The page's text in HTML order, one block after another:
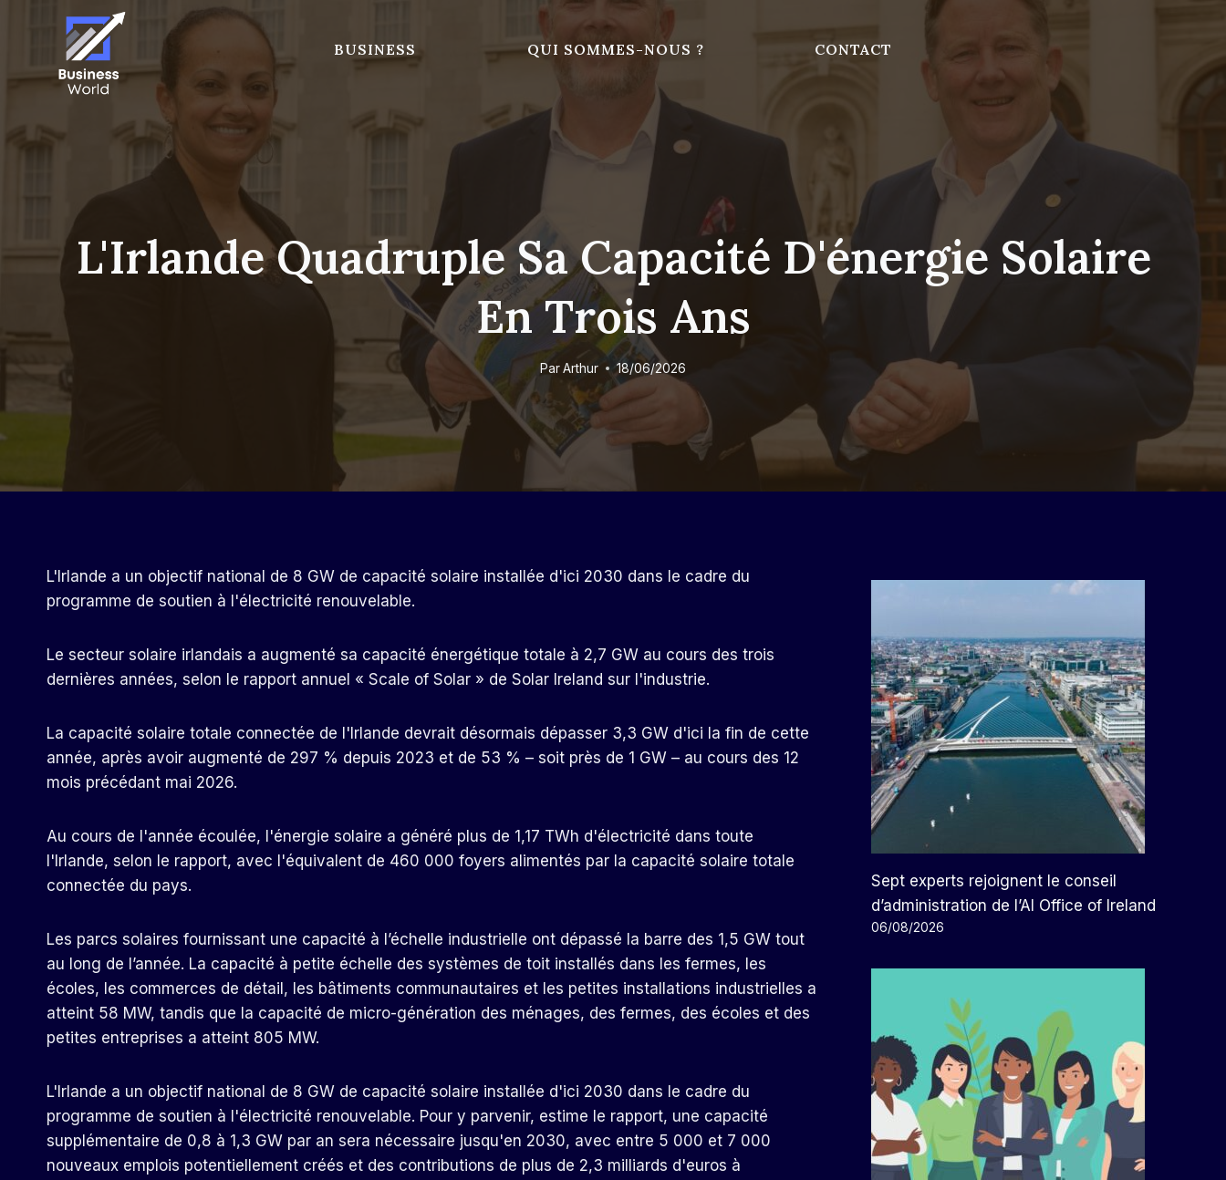
BUSINESS QUI SOMMES-NOUS ? CONTACT
L'Irlande Quadruple Sa Capacité D'énergie Solaire
En Trois Ans
ParArthur 18/06/2026
L'Irlande a un objectif national de 8 GW de capacité solaire installée d'ici 2030 dans le cadre du
programme de soutien à l'électricité renouvelable.
Le secteur solaire irlandais a augmenté sa capacité énergétique totale à 2,7 GW au cours des trois
dernières années, selon le rapport annuel « Scale of Solar » de Solar Ireland sur l'industrie.
La capacité solaire totale connectée de l'Irlande devrait désormais dépasser 3,3 GW d'ici la fin de cette
année, après avoir augmenté de 297 % depuis 2023 et de 53 % – soit près de 1 GW – au cours des 12
mois précédant mai 2026.
Au cours de l'année écoulée, l'énergie solaire a généré plus de 1,17 TWh d'électricité dans toute
l'Irlande, selon le rapport, avec l'équivalent de 460 000 foyers alimentés par la capacité solaire totale
connectée du pays.
Les parcs solaires fournissant une capacité à l’échelle industrielle ont dépassé la barre des 1,5 GW tout
au long de l’année. La capacité à petite échelle des systèmes de toit installés dans les fermes, les
écoles, les commerces de détail, les bâtiments communautaires et les petites installations industrielles a
atteint 58 MW, tandis que la capacité de micro-génération des ménages, des fermes, des écoles et des
petites entreprises a atteint 805 MW.
L'Irlande a un objectif national de 8 GW de capacité solaire installée d'ici 2030 dans le cadre du
programme de soutien à l'électricité renouvelable. Pour y parvenir, estime le rapport, une capacité
supplémentaire de 0,8 à 1,3 GW par an sera nécessaire jusqu'en 2030, avec entre 5 000 et 7 000
nouveaux emplois potentiellement créés et des contributions de plus de 2,3 milliards d'euros à
Sept experts rejoignent le conseil
d’administration de l’AI Office of Ireland
06/08/2026